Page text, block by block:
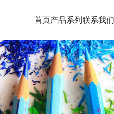
首页产品系列联系我们